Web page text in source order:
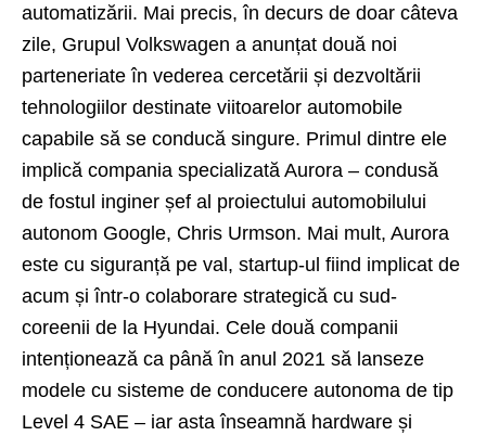
automatizării. Mai precis, în decurs de doar câteva
zile, Grupul Volkswagen a anunțat două noi
parteneriate în vederea cercetării și dezvoltării
tehnologiilor destinate viitoarelor automobile
capabile să se conducă singure. Primul dintre ele
implică compania specializată Aurora – condusă
de fostul inginer șef al proiectului automobilului
autonom Google, Chris Urmson. Mai mult, Aurora
este cu siguranță pe val, startup-ul fiind implicat de
acum și într-o colaborare strategică cu sud-
coreenii de la Hyundai. Cele două companii
intenționează ca până în anul 2021 să lanseze
modele cu sisteme de conducere autonoma de tip
Level 4 SAE – iar asta înseamnă hardware și